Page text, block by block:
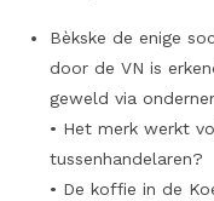
Bèkske de enige
door de VN is
geweld via
• Het merk werkt
tussenhandelaren?
• De koffie in de